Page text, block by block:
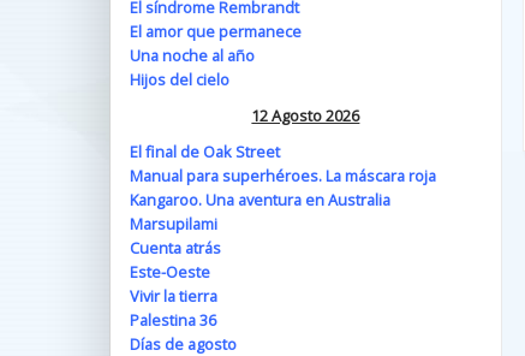
El síndrome Rembrandt
El amor que permanece
Una noche al año
Hijos del cielo
12 Agosto 2026
El final de Oak Street
Manual para superhéroes. La máscara roja
Kangaroo. Una aventura en Australia
Marsupilami
Cuenta atrás
Este-Oeste
Vivir la tierra
Palestina 36
Días de agosto